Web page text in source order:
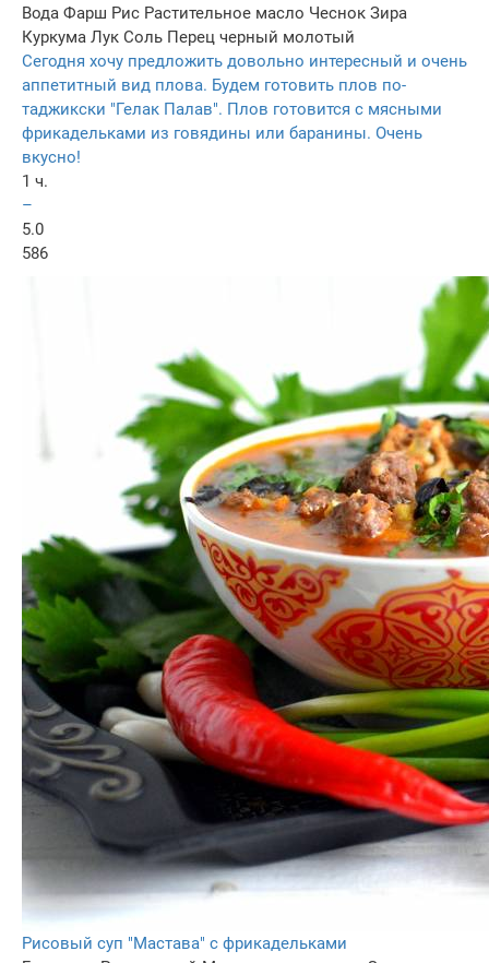
Вода Фарш Рис Растительное масло Чеснок Зира
Куркума Лук Соль Перец черный молотый
Сегодня хочу предложить довольно интересный и очень
аппетитный вид плова. Будем готовить плов по-
таджикски "Гелак Палав". Плов готовится с мясными
фрикадельками из говядины или баранины. Очень
вкусно!
1 ч.
–
5.0
586
Рисовый суп "Мастава" с фрикадельками